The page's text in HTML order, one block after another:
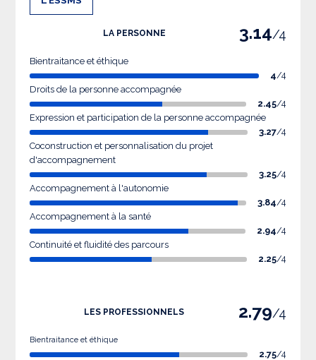
LA PERSONNE 3.14/4
Bientraitance et éthique
4/4
Droits de la personne accompagnée
2.45/4
Expression et participation de la personne accompagnée
3.27/4
Coconstruction et personnalisation du projet
d'accompagnement
3.25/4
Accompagnement à l'autonomie
3.84/4
Accompagnement à la santé
2.94/4
Continuité et fluidité des parcours
2.25/4
LES PROFESSIONNELS 2.79/4
Bientraitance et éthique
2.75/4